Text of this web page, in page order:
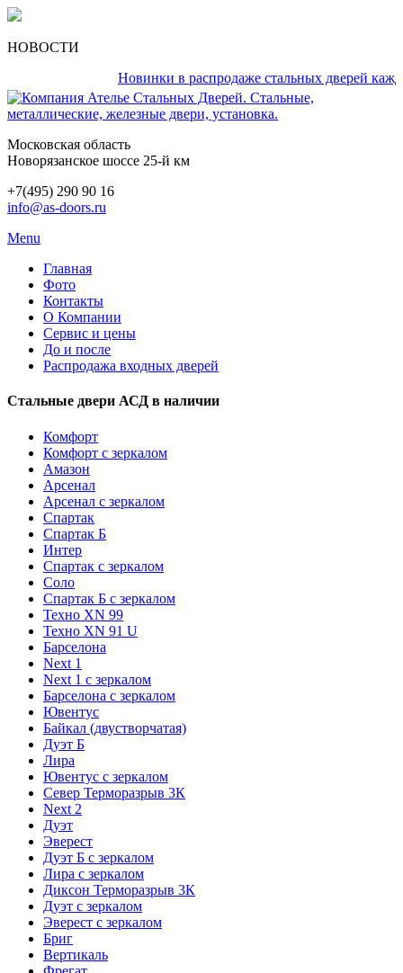
НОВОСТИ
Новинки в распродаже стальных дверей каждый
Московская область
Новорязанское шоссе 25-й км
+7(495) 290 90 16
info@as-doors.ru
Menu
Главная
Фото
Контакты
О Компании
Сервис и цены
До и после
Распродажа входных дверей
Стальные двери АСД в наличии
Комфорт
Комфорт с зеркалом
Амазон
Арсенал
Арсенал с зеркалом
Спартак
Спартак Б
Интер
Спартак с зеркалом
Соло
Спартак Б с зеркалом
Техно XN 99
Техно XN 91 U
Барселона
Next 1
Next 1 с зеркалом
Барселона с зеркалом
Ювентус
Байкал (двустворчатая)
Дуэт Б
Лира
Ювентус с зеркалом
Север Терморазрыв 3К
Next 2
Дуэт
Эверест
Дуэт Б с зеркалом
Лира с зеркалом
Диксон Терморазрыв 3К
Дуэт с зеркалом
Эверест с зеркалом
Бриг
Вертикаль